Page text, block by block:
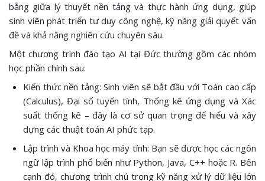
bằng giữa lý thuyết nền tảng và thực hành ứng dụng, giúp
sinh viên phát triển tư duy công nghệ, kỹ năng giải quyết vấn
đề và khả năng nghiên cứu chuyên sâu.
Một chương trình đào tạo AI tại Đức thường gồm các nhóm
học phần chính sau:
Kiến thức nền tảng: Sinh viên sẽ bắt đầu với Toán cao cấp
(Calculus), Đại số tuyến tính, Thống kê ứng dụng và Xác
suất thống kê – đây là cơ sở quan trọng để hiểu và xây
dựng các thuật toán AI phức tạp.
Lập trình và Khoa học máy tính: Bạn sẽ được học các ngôn
ngữ lập trình phổ biến như Python, Java, C++ hoặc R. Bên
cạnh đó, chương trình chú trọng kỹ năng xử lý dữ liệu lớn